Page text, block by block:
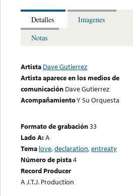
Detalles
Imagenes
Notas
Artista Dave Gutierrez
Artista aparece en los medios de
comunicación Dave Gutierrez
AcompañamientoY Su Orquesta
Formato de grabación33
Lado A:A
Tema love,declaration,entreaty
Número de pista4
Record Producer
A J.T.J. Production